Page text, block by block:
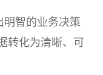
明智的业务决策
转化为清晰、可